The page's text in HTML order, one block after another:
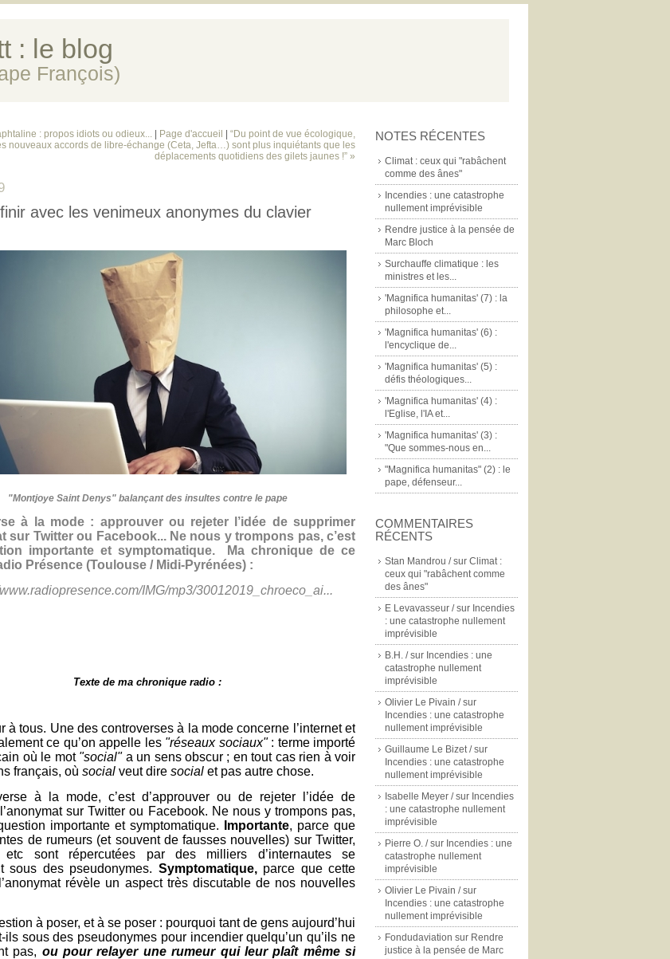
: le blog
François)
NOTES RÉCENTES
Climat : ceux qui "rabâchent
comme des ânes"
Incendies : une catastrophe
nullement imprévisible
Rendre justice à la pensée de
Marc Bloch
Surchauffe climatique : les
ministres et les...
'Magnifica humanitas' (7) : la
philosophe et...
'Magnifica humanitas' (6) :
l'encyclique de...
'Magnifica humanitas' (5) :
défis théologiques...
'Magnifica humanitas' (4) :
l'Eglise, l'IA et...
'Magnifica humanitas' (3) :
"Que sommes-nous en...
"Magnifica humanitas" (2) : le
pape, défenseur...
COMMENTAIRES
RÉCENTS
Stan Mandrou /sur Climat :
ceux qui "rabâchent comme
des ânes"
E Levavasseur /sur Incendies
: une catastrophe nullement
imprévisible
B.H. /sur Incendies : une
catastrophe nullement
imprévisible
Olivier Le Pivain /sur
Incendies : une catastrophe
nullement imprévisible
Guillaume Le Bizet /sur
Incendies : une catastrophe
nullement imprévisible
Isabelle Meyer /sur Incendies
: une catastrophe nullement
imprévisible
Pierre O. /sur Incendies : une
catastrophe nullement
imprévisible
Olivier Le Pivain /sur
Incendies : une catastrophe
nullement imprévisible
Fondudaviation sur Rendre
justice à la pensée de Marc
: propos idiots ou odieux... Page d'accueil
“Du point de vue écologique,
nouveaux accords de libre-échange (Ceta, Jefta…) sont plus inquiétants que les
déplacements quotidiens des gilets jaunes !” »
avec les venimeux anonymes du clavier
"Montjoye Saint Denys" balançant des insultes contre le pape
à la mode : approuver ou rejeter l’idée de supprimer
sur Twitter ou Facebook... Ne nous y trompons pas, c’est
importante et symptomatique. Ma chronique de ce
Présence (Toulouse / Midi-Pyrénées) :
IMG/mp3/30012019_chroeco_ai...
Texte de ma chronique radio :
à tous. Une des controverses à la mode concerne l’internet et
ce qu’on appelle les "réseaux sociaux" : terme importé
où le mot "social"a un sens obscur ; en tout cas rien à voir
français, où social veut dire social et pas autre chose.
à la mode, c’est d’approuver ou de rejeter l’idée de
sur Twitter ou Facebook. Ne nous y trompons pas,
importante et symptomatique.
Importante, parce que
de rumeurs (et souvent de fausses nouvelles) sur Twitter,
etc sont répercutées par des milliers d’internautes se
sous des pseudonymes. Symptomatique,parce que cette
révèle un aspect très discutable de nos nouvelles
à poser, et à se poser : pourquoi tant de gens aujourd’hui
ils sous des pseudonymes pour incendier quelqu’un qu’ils ne
pas, ou pour relayer une rumeur qui leur plaît même si